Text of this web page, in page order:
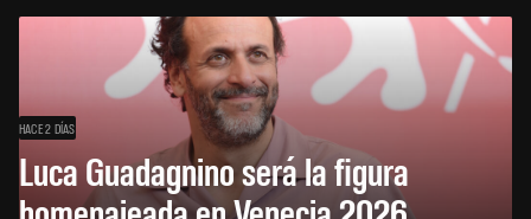
HACE 2 DÍAS
Luca Guadagnino será la figura